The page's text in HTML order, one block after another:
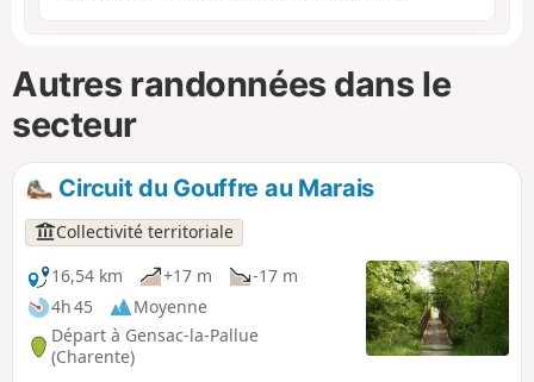
Autres randonnées dans le
secteur
Circuit du Gouffre au Marais
Collectivité territoriale
16,54 km
+17 m
-17 m
4h 45
Moyenne
Départ à Gensac-la-Pallue
(Charente)